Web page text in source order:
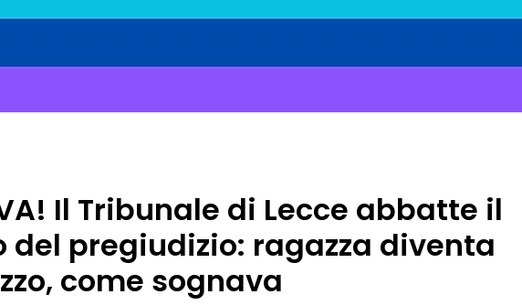
Il Tribunale di Lecce abbatte il
del pregiudizio: ragazza diventa
come sognava